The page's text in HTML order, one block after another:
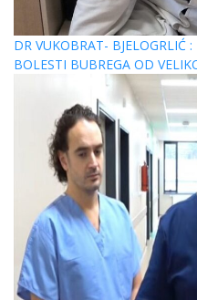
DR VUKOBRAT- BJELOGRLIĆ
BOLESTI BUBREGA OD